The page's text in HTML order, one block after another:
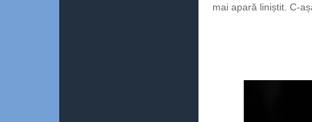
mai apară liniștit. C-